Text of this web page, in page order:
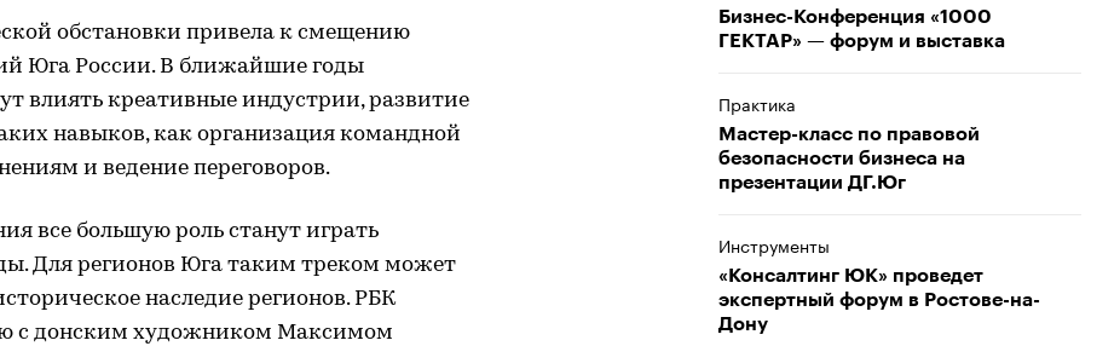
обстановки привела к смещению
Юга России. В ближайшие годы
влиять креативные индустрии, развитие
навыков, как организация командной
и ведение переговоров.
все большую роль станут играть
Для регионов Юга таким треком может
наследие регионов. РБК
с донским художником Максимом
Бизнес-Конференция «1000
ГЕКТАР» — форум и выставка
Практика
Мастер-класс по правовой
безопасности бизнеса на
презентации ДГ.Юг
Инструменты
«Консалтинг ЮК» проведет
экспертный форум в Ростове-на-
Дону